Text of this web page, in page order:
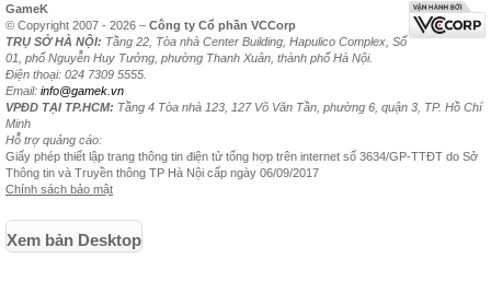
GameK
© Copyright 2007 - 2026 – Công ty Cổ phần VCCorp
TRỤ SỞ HÀ NỘI: Tầng 22, Tòa nhà Center Building, Hapulico Complex, Số
01, phố Nguyễn Huy Tưởng, phường Thanh Xuân, thành phố Hà Nội.
Điện thoại: 024 7309 5555.
Email: info@gamek.vn
VPĐD TẠI TP.HCM: Tầng 4 Tòa nhà 123, 127 Võ Văn Tần, phường 6, quận 3, TP. Hồ Chí
Minh
Hỗ trợ quảng cáo:
Giấy phép thiết lập trang thông tin điện tử tổng hợp trên internet số 3634/GP-TTĐT do Sở
Thông tin và Truyền thông TP Hà Nội cấp ngày 06/09/2017
Chính sách bảo mật
Xem bản Desktop